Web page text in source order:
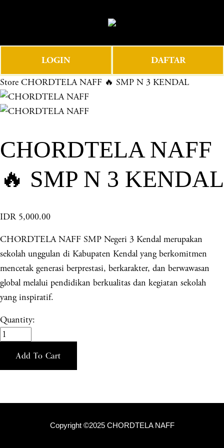
e
e
n
u
LOGIN DAFTAR
Store CHORDTELA NAFF 🔥 SMP N 3 KENDAL
CHORDTELA NAFF
🔥 SMP N 3 KENDAL
IDR 5,000.00
CHORDTELA NAFF SMP Negeri 3 Kendal merupakan
sekolah unggulan di Kabupaten Kendal yang berkomitmen
mencetak generasi berprestasi, berkarakter, dan berwawasan
global melalui pendidikan berkualitas dan kegiatan sekolah
yang inspiratif.
Quantity:
Add To Cart
Copyright ©2025 CHORDTELA NAFF